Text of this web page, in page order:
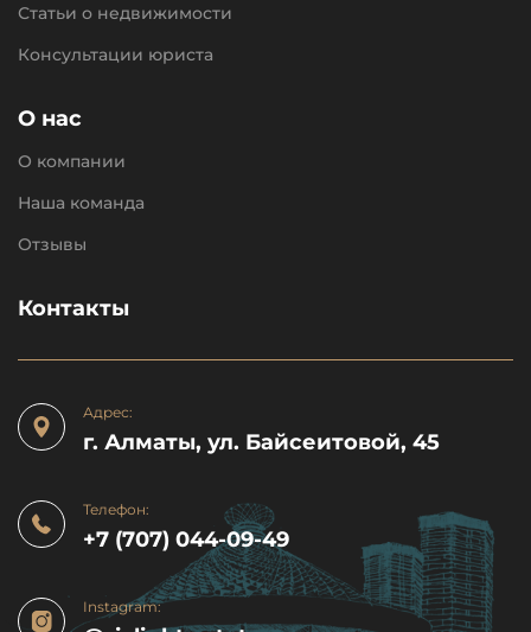
Статьи о недвижимости
Консультации юриста
О нас
О компании
Наша команда
Отзывы
Контакты
Адрес:
г. Алматы, ул. Байсеитовой, 45
Телефон:
+7 (707) 044-09-49
Instagram: